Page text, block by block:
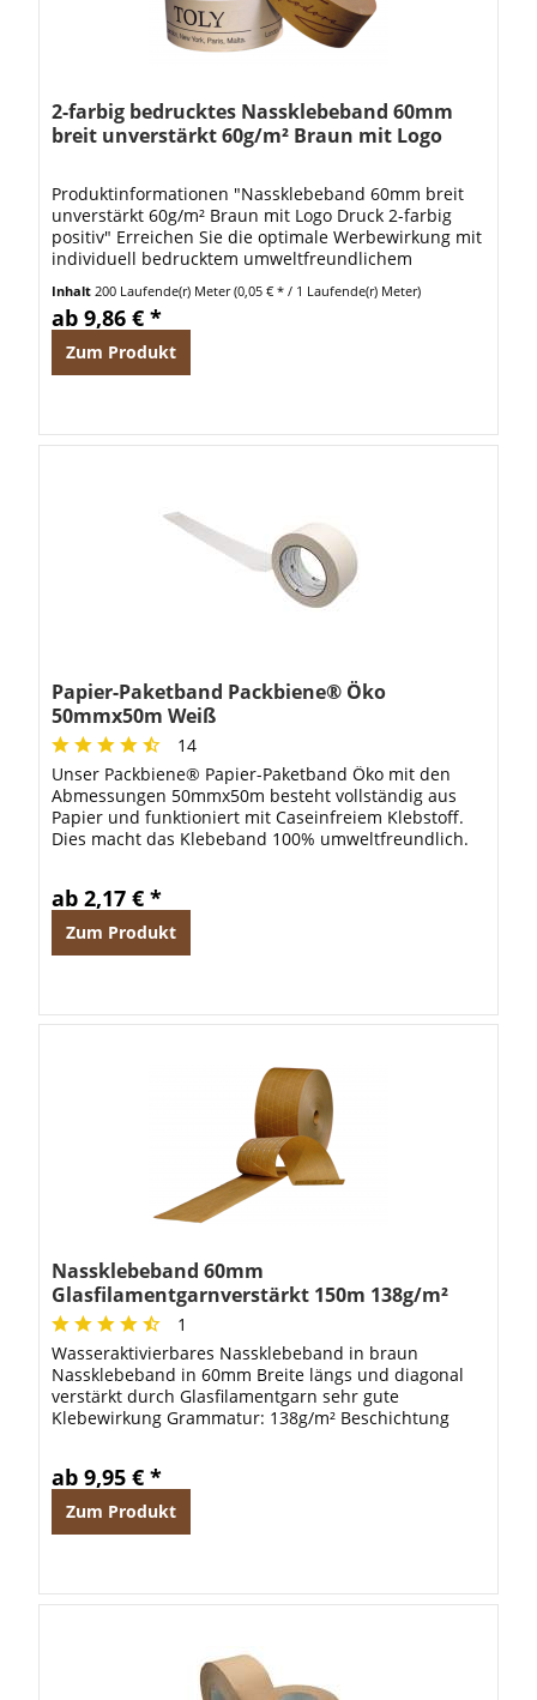
2-farbig bedrucktes Nassklebeband 60mm
breit unverstärkt 60g/m² Braun mit Logo
Produktinformationen "Nassklebeband 60mm breit
unverstärkt 60g/m² Braun mit Logo Druck 2-farbig
positiv" Erreichen Sie die optimale Werbewirkung mit
individuell bedrucktem umweltfreundlichem
Inhalt 200 Laufende(r) Meter(0,05 € * / 1 Laufende(r) Meter)
ab 9,86 € *
Zum Produkt
Papier-Paketband Packbiene® Öko
50mmx50m Weiß
14
Unser Packbiene® Papier-Paketband Öko mit den
Abmessungen 50mmx50m besteht vollständig aus
Papier und funktioniert mit Caseinfreiem Klebstoff.
Dies macht das Klebeband 100% umweltfreundlich.
ab 2,17 € *
Zum Produkt
Nassklebeband 60mm
Glasfilamentgarnverstärkt 150m 138g/m²
braun OPTIMAL-L
1
Wasseraktivierbares Nassklebeband in braun
Nassklebeband in 60mm Breite längs und diagonal
verstärkt durch Glasfilamentgarn sehr gute
Klebewirkung Grammatur: 138g/m² Beschichtung
ab 9,95 € *
Zum Produkt